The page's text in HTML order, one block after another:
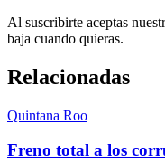
Al suscribirte aceptas
baja cuando quieras.
Relacionadas
Quintana Roo
Freno total a los